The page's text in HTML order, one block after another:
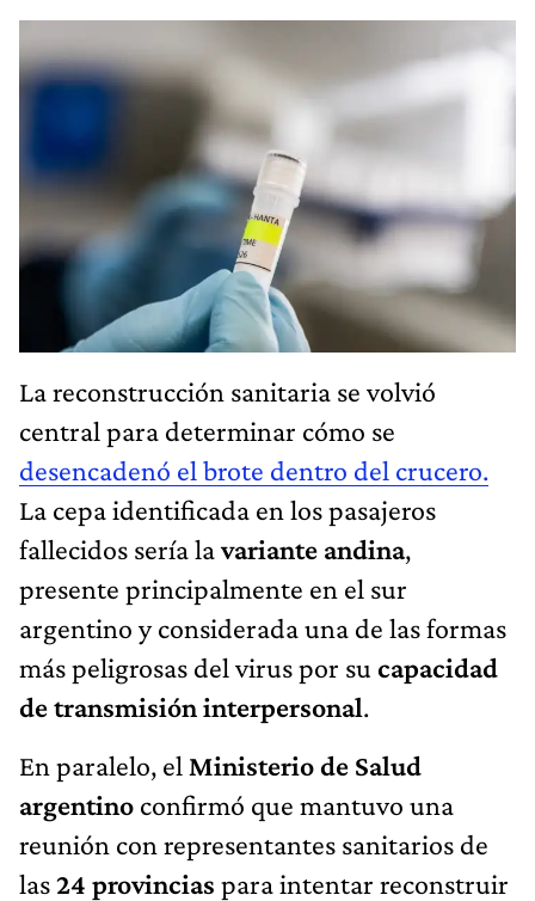
La reconstrucción sanitaria se volvió
central para determinar cómo se
desencadenó el brote dentro del crucero.
La cepa identificada en los pasajeros
fallecidos sería lavariante andina,
presente principalmente en el sur
argentino y considerada una de las formas
más peligrosas del virus por su capacidad
de transmisión interpersonal.
En paralelo, el Ministerio de Salud
argentino confirmó que mantuvo una
reunión con representantes sanitarios de
las24 provincias para intentar reconstruir